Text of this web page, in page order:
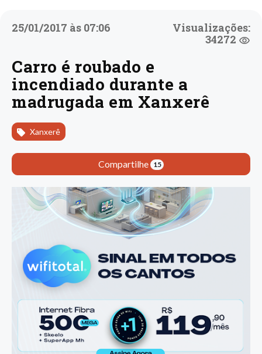
25/01/2017 às 07:06
Visualizações:
34272
Carro é roubado e
incendiado durante a
madrugada em Xanxerê
Xanxerê
Compartilhe 15